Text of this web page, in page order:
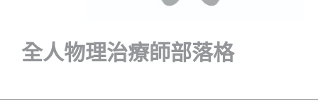
全人物理治療師部落格